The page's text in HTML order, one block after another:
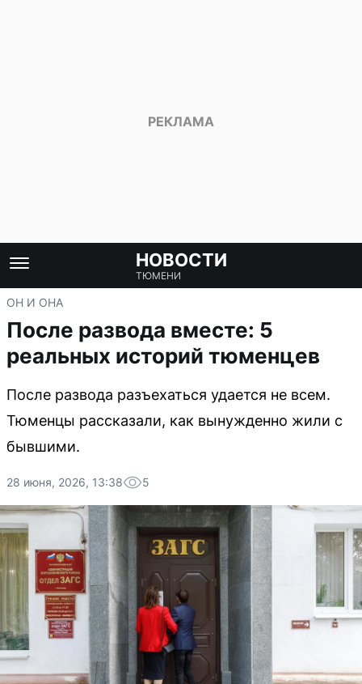
НОВОСТИ
ТЮМЕНИ
ОН И ОНА
После развода вместе: 5
реальных историй тюменцев
После развода разъехаться удается не всем.
Тюменцы рассказали, как вынужденно жили с
бывшими.
28 июня, 2026, 13:38 5